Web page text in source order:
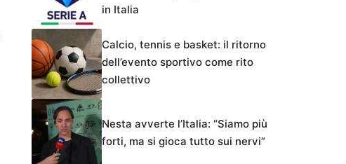
in Italia
Calcio, tennis e basket: il ritorno
dell’evento sportivo come rito
collettivo
Nesta avverte l’Italia: “Siamo più
forti, ma si gioca tutto sui nervi”